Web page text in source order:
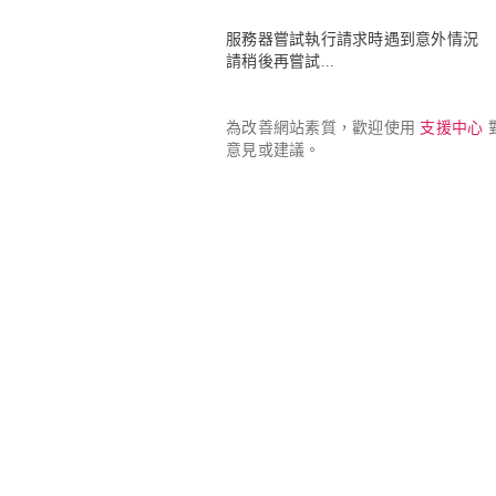
服務器嘗試執行請求時遇到意外情況
請稍後再嘗試...
為改善網站素質，歡迎使用 支援中心
意見或建議。